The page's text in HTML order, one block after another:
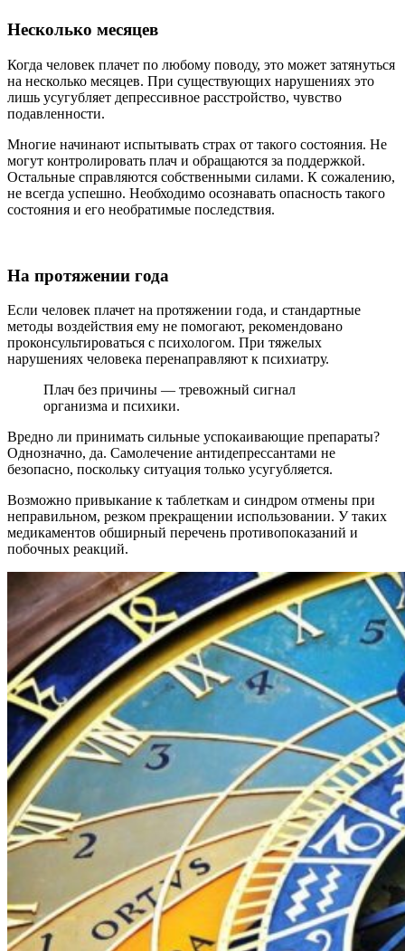
Несколько месяцев
Когда человек плачет по любому поводу, это может затянуться
на несколько месяцев. При существующих нарушениях это
лишь усугубляет депрессивное расстройство, чувство
подавленности.
Многие начинают испытывать страх от такого состояния. Не
могут контролировать плач и обращаются за поддержкой.
Остальные справляются собственными силами. К сожалению,
не всегда успешно. Необходимо осознавать опасность такого
состояния и его необратимые последствия.
На протяжении года
Если человек плачет на протяжении года, и стандартные
методы воздействия ему не помогают, рекомендовано
проконсультироваться с психологом. При тяжелых
нарушениях человека перенаправляют к психиатру.
Плач без причины — тревожный сигнал
организма и психики.
Вредно ли принимать сильные успокаивающие препараты?
Однозначно, да. Самолечение антидепрессантами не
безопасно, поскольку ситуация только усугубляется.
Возможно привыкание к таблеткам и синдром отмены при
неправильном, резком прекращении использовании. У таких
медикаментов обширный перечень противопоказаний и
побочных реакций.